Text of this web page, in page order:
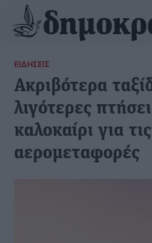
ΕΙΔΉΣΕΙΣ
Ακριβότερα
λιγότερες
καλοκαίρι για τις
αερομεταφορές